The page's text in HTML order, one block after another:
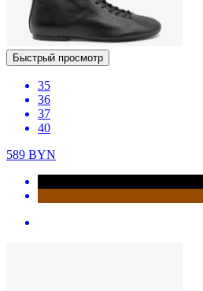
Быстрый просмотр
35
36
37
40
589 BYN